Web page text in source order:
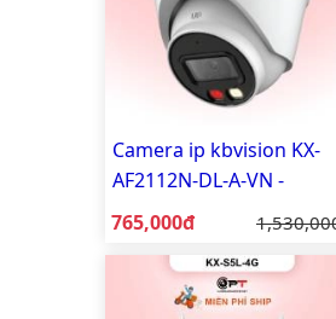
Camera ip kbvision KX-
AF2112N-DL-A-VN -
Camera IP dome cố định
trong nhà ánh sáng kép
2.0MP có mic
Giá bán:
765,000đ Giá gốc: